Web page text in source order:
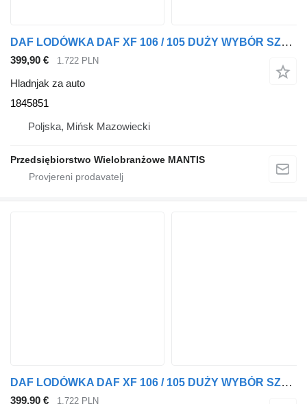
DAF LODÓWKA DAF XF 106 / 105 DUŻY WYBÓR SZEROKA OFERTA 1845851 hladnjak za auto za tegljača
399,90 € 1.722 PLN
Hladnjak za auto
1845851
Poljska, Mińsk Mazowiecki
Przedsiębiorstwo Wielobranżowe MANTIS
DAF LODÓWKA DAF XF 106 / 105 DUŻY WYBÓR SZEROKA OFERTA 1845851 hladnjak za auto za tegljača
399,90 € 1.722 PLN